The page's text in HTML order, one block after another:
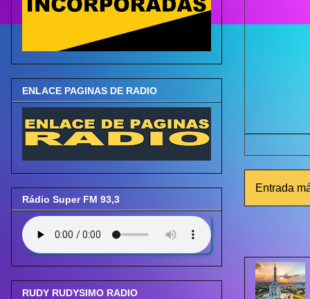
Entrada
ENLACE PAGINAS DE RADIO
Rádio Super FM 93,3
RUDY RUDYSIMO RADIO